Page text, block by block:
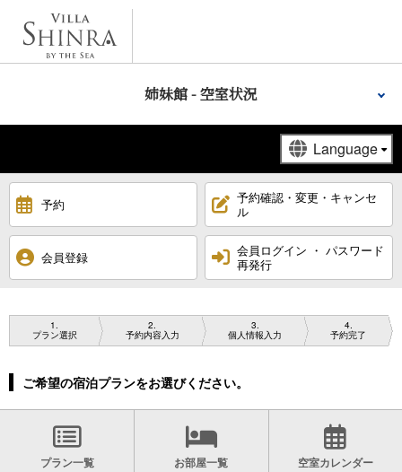
姉妹館 - 空室状況
予約
予約確認・変更・キャンセ
ル
会員登録
会員ログイン ・ パスワード
再発行
1
プラン選択
2
予約内容入力
3
個人情報入力
4
予約完了
ご希望の宿泊プランをお選びください。
プラン一覧 お部屋一覧 空室カレンダー